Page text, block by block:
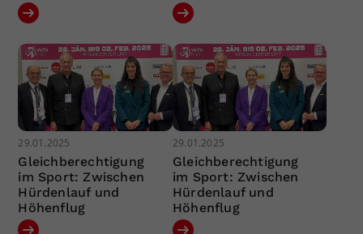
29.01.2025
Gleichberechtigung
im Sport: Zwischen
Hürdenlauf und
Höhenflug
29.01.2025
Gleichberechtigung
im Sport: Zwischen
Hürdenlauf und
Höhenflug